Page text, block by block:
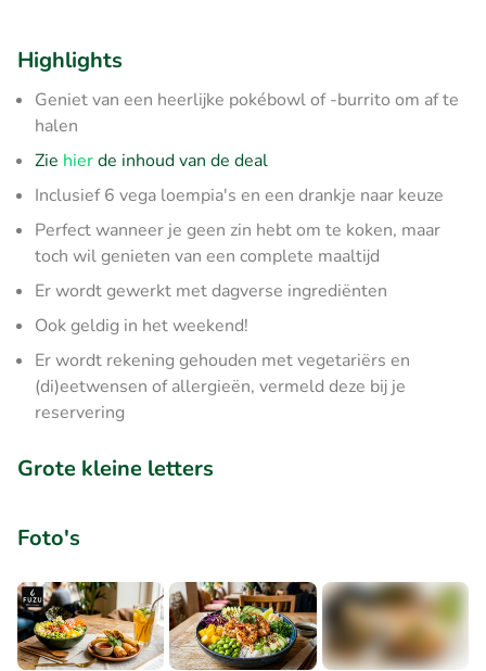
Highlights
Geniet van een heerlijke pokébowl of -burrito om af te
halen
Zie hierde inhoud van de deal
Inclusief 6 vega loempia's en een drankje naar keuze
Perfect wanneer je geen zin hebt om te koken, maar
toch wil genieten van een complete maaltijd
Er wordt gewerkt met dagverse ingrediënten
Ook geldig in het weekend!
Er wordt rekening gehouden met vegetariërs en
(di)eetwensen of allergieën, vermeld deze bij je
reservering
Grote kleine letters
Foto's